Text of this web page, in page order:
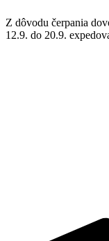
Z dôvodu čerpania
12.9. do 20.9.